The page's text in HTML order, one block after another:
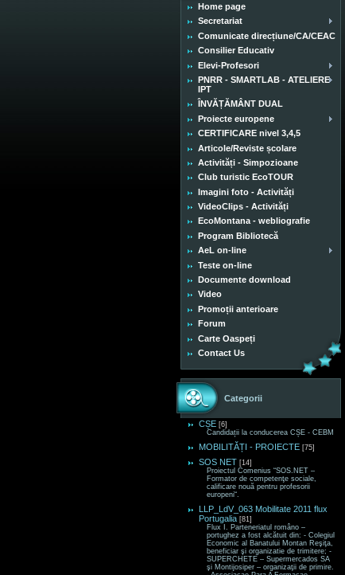
Home page
Secretariat
Comunicate direcțiune/CA/CEAC
Consilier Educativ
Elevi-Profesori
PNRR - SMARTLAB - ATELIERE
IPT
ÎNVĂȚĂMÂNT DUAL
Proiecte europene
CERTIFICARE nivel 3,4,5
Articole/Reviste școlare
Activități - Simpozioane
Club turistic EcoTOUR
Imagini foto - Activități
VideoClips - Activități
EcoMontana - webliografie
Program Bibliotecă
AeL on-line
Teste on-line
Documente download
Video
Promoții anterioare
Forum
Carte Oaspeți
Contact Us
Categorii
CȘE [6]
Candidații la conducerea CȘE - CEBM
MOBILITĂȚI - PROIECTE [75]
SOS NET [14]
Proiectul Comenius “SOS.NET –
Formator de competenţe sociale,
calificare nouă pentru profesorii
europeni“.
LLP_LdV_063 Mobilitate 2011 flux
Portugalia [81]
Flux I. Parteneriatul româno –
portughez a fost alcătuit din: - Colegiul
Economic al Banatului Montan Reşiţa,
beneficiar şi organizatie de trimitere; -
SUPERCHETE – Supermercados SA
şi Montijosiper – organizaţii de primire.